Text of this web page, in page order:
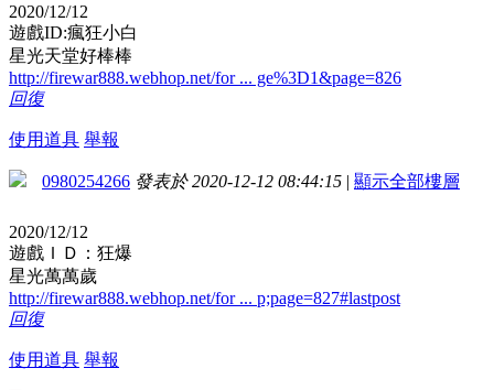
2020/12/12
遊戲ID:瘋狂小白
星光天堂好棒棒
http://firewar888.webhop.net/for ... ge%3D1&page=826
回復
使用道具 舉報
0980254266 發表於 2020-12-12 08:44:15 | 顯示全部樓層
2020/12/12
遊戲ＩＤ：狂爆
星光萬萬歲
http://firewar888.webhop.net/for ... p;page=827#lastpost
回復
使用道具 舉報